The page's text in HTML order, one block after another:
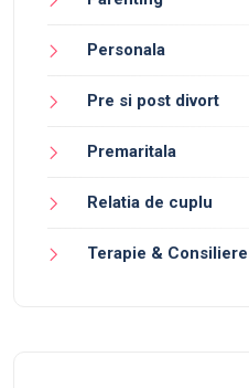
Personala
Pre si post divort
Premaritala
Relatia de cuplu
Terapie & Consiliere